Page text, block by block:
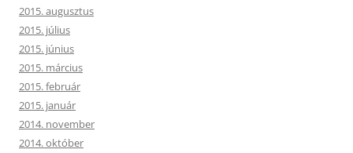
2015. augusztus
2015. július
2015. június
2015. március
2015. február
2015. január
2014. november
2014. október